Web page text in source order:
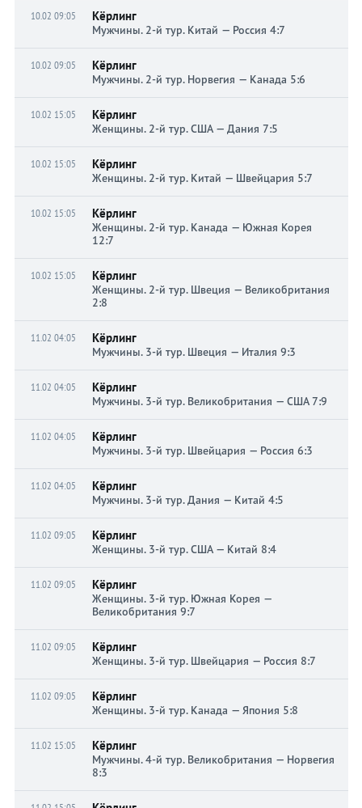
10.02 09:05 Кёрлинг
Мужчины. 2-й тур. Китай — Россия 4:7
10.02 09:05 Кёрлинг
Мужчины. 2-й тур. Норвегия — Канада 5:6
10.02 15:05 Кёрлинг
Женщины. 2-й тур. США — Дания 7:5
10.02 15:05 Кёрлинг
Женщины. 2-й тур. Китай — Швейцария 5:7
10.02 15:05 Кёрлинг
Женщины. 2-й тур. Канада — Южная Корея
12:7
10.02 15:05 Кёрлинг
Женщины. 2-й тур. Швеция — Великобритания
2:8
11.02 04:05 Кёрлинг
Мужчины. 3-й тур. Швеция — Италия 9:3
11.02 04:05 Кёрлинг
Мужчины. 3-й тур. Великобритания — США 7:9
11.02 04:05 Кёрлинг
Мужчины. 3-й тур. Швейцария — Россия 6:3
11.02 04:05 Кёрлинг
Мужчины. 3-й тур. Дания — Китай 4:5
11.02 09:05 Кёрлинг
Женщины. 3-й тур. США — Китай 8:4
11.02 09:05 Кёрлинг
Женщины. 3-й тур. Южная Корея —
Великобритания 9:7
11.02 09:05 Кёрлинг
Женщины. 3-й тур. Швейцария — Россия 8:7
11.02 09:05 Кёрлинг
Женщины. 3-й тур. Канада — Япония 5:8
11.02 15:05 Кёрлинг
Мужчины. 4-й тур. Великобритания — Норвегия
8:3